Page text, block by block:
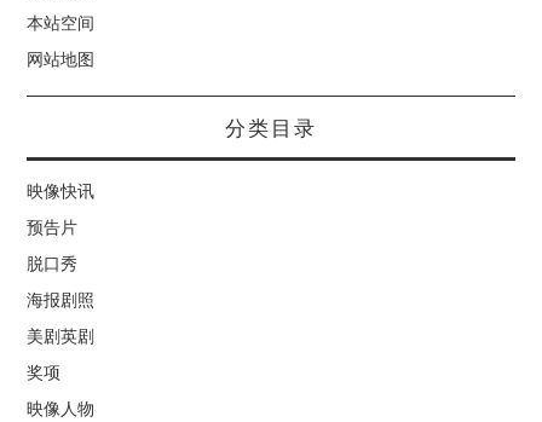
本站空间
网站地图
分类目录
映像快讯
预告片
脱口秀
海报剧照
美剧英剧
奖项
映像人物